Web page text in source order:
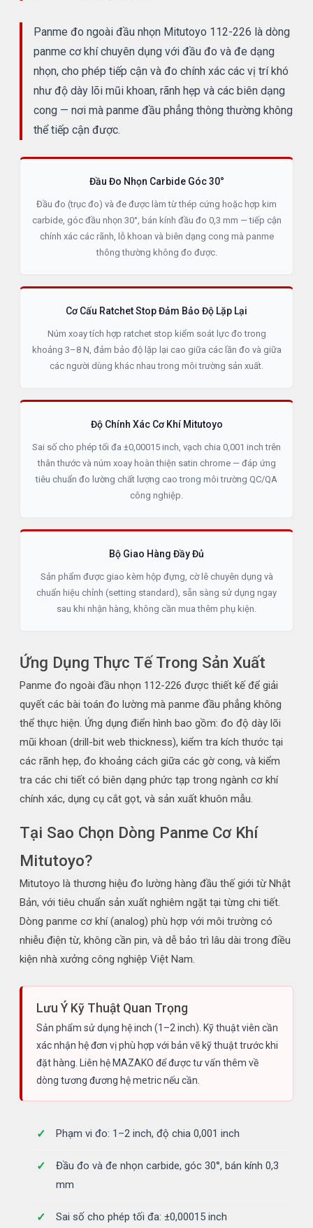
Panme đo ngoài đầu nhọn Mitutoyo 112-226 là dòng
panme cơ khí chuyên dụng với đầu đo và đe dạng
nhọn, cho phép tiếp cận và đo chính xác các vị trí khó
như độ dày lõi mũi khoan, rãnh hẹp và các biên dạng
cong — nơi mà panme đầu phẳng thông thường không
thể tiếp cận được.
Đầu Đo Nhọn Carbide Góc 30°
Đầu đo (trục đo) và đe được làm từ thép cứng hoặc hợp kim
carbide, góc đầu nhọn 30°, bán kính đầu đo 0,3 mm — tiếp cận
chính xác các rãnh, lỗ khoan và biên dạng cong mà panme
thông thường không đo được.
Cơ Cấu Ratchet Stop Đảm Bảo Độ Lặp Lại
Núm xoay tích hợp ratchet stop kiểm soát lực đo trong
khoảng 3–8 N, đảm bảo độ lặp lại cao giữa các lần đo và giữa
các người dùng khác nhau trong môi trường sản xuất.
Độ Chính Xác Cơ Khí Mitutoyo
Sai số cho phép tối đa ±0,00015 inch, vạch chia 0,001 inch trên
thân thước và núm xoay hoàn thiện satin chrome — đáp ứng
tiêu chuẩn đo lường chất lượng cao trong môi trường QC/QA
công nghiệp.
Bộ Giao Hàng Đầy Đủ
Sản phẩm được giao kèm hộp đựng, cờ lê chuyên dụng và
chuẩn hiệu chỉnh (setting standard), sẵn sàng sử dụng ngay
sau khi nhận hàng, không cần mua thêm phụ kiện.
Ứng Dụng Thực Tế Trong Sản Xuất
Panme đo ngoài đầu nhọn 112-226 được thiết kế để giải
quyết các bài toán đo lường mà panme đầu phẳng không
thể thực hiện. Ứng dụng điển hình bao gồm: đo độ dày lõi
mũi khoan (drill-bit web thickness), kiểm tra kích thước tại
các rãnh hẹp, đo khoảng cách giữa các gờ cong, và kiểm
tra các chi tiết có biên dạng phức tạp trong ngành cơ khí
chính xác, dụng cụ cắt gọt, và sản xuất khuôn mẫu.
Tại Sao Chọn Dòng Panme Cơ Khí
Mitutoyo?
Mitutoyo là thương hiệu đo lường hàng đầu thế giới từ Nhật
Bản, với tiêu chuẩn sản xuất nghiêm ngặt tại từng chi tiết.
Dòng panme cơ khí (analog) phù hợp với môi trường có
nhiễu điện từ, không cần pin, và dễ bảo trì lâu dài trong điều
kiện nhà xưởng công nghiệp Việt Nam.
Lưu Ý Kỹ Thuật Quan Trọng
Sản phẩm sử dụng hệ inch (1–2 inch). Kỹ thuật viên cần
xác nhận hệ đơn vị phù hợp với bản vẽ kỹ thuật trước khi
đặt hàng. Liên hệ MAZAKO để được tư vấn thêm về
dòng tương đương hệ metric nếu cần.
Phạm vi đo: 1–2 inch, độ chia 0,001 inch
Đầu đo và đe nhọn carbide, góc 30°, bán kính 0,3
mm
Sai số cho phép tối đa: ±0,00015 inch